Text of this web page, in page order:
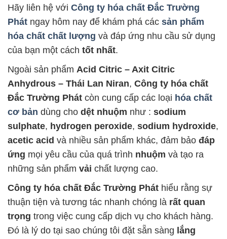
Hãy liên hệ với Công ty hóa chất Đắc Trường
Phát ngay hôm nay để khám phá các sản phẩm
hóa chất chất lượng và đáp ứng nhu cầu sử dụng
của bạn một cách tốt nhất.
Ngoài sản phẩm Acid Citric – Axit Citric
Anhydrous – Thái Lan Niran, Công ty hóa chất
Đắc Trường Phát còn cung cấp các loại hóa chất
cơ bản dùng cho dệt nhuộm như : sodium
sulphate, hydrogen peroxide, sodium hydroxide,
acetic acid và nhiều sản phẩm khác, đảm bảo đáp
ứng mọi yêu cầu của quá trình nhuộm và tạo ra
những sản phẩm vải chất lượng cao.
Công ty hóa chất Đắc Trường Phát hiểu rằng sự
thuận tiện và tương tác nhanh chóng là rất quan
trọng trong việc cung cấp dịch vụ cho khách hàng.
Đó là lý do tại sao chúng tôi đặt sẵn sàng lắng